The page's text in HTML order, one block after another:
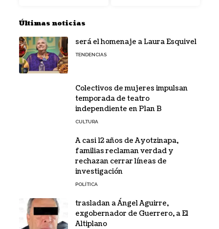
Últimas noticias
será el homenaje a Laura Esquivel
TENDENCIAS
Colectivos de mujeres impulsan
temporada de teatro
independiente en Plan B
CULTURA
A casi 12 años de Ayotzinapa,
familias reclaman verdad y
rechazan cerrar líneas de
investigación
POLÍTICA
trasladan a Ángel Aguirre,
exgobernador de Guerrero, a El
Altiplano